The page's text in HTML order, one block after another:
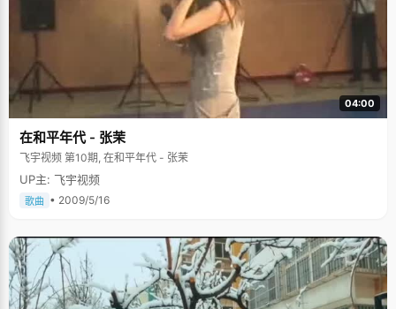
04:00
在和平年代 - 张茉
飞宇视频 第10期, 在和平年代 - 张茉
UP主: 飞宇视频
歌曲 • 2009/5/16